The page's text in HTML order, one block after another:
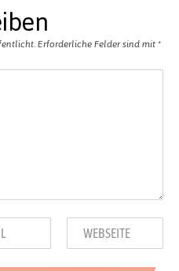
Erforderliche Felder sind mit *